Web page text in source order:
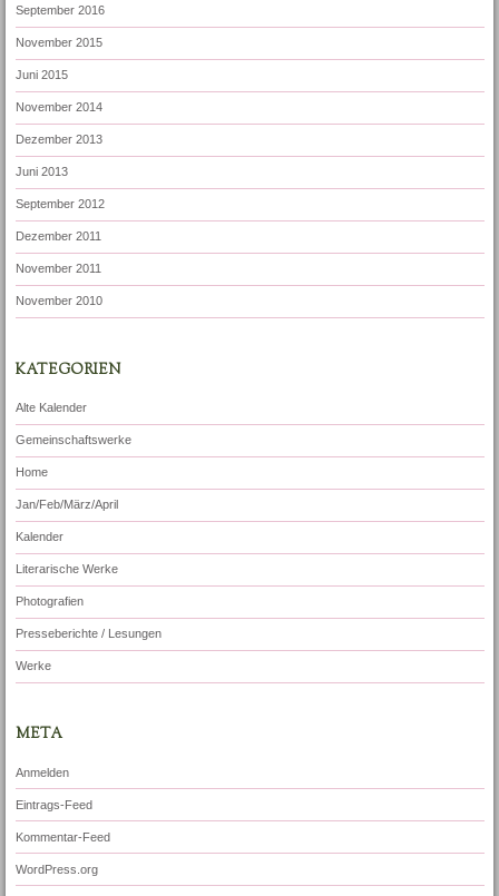
September 2016
November 2015
Juni 2015
November 2014
Dezember 2013
Juni 2013
September 2012
Dezember 2011
November 2011
November 2010
KATEGORIEN
Alte Kalender
Gemeinschaftswerke
Home
Jan/Feb/März/April
Kalender
Literarische Werke
Photografien
Presseberichte / Lesungen
Werke
META
Anmelden
Eintrags-Feed
Kommentar-Feed
WordPress.org